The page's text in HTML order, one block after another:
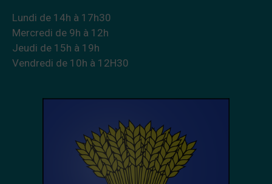
Lundi de 14h à 17h30
Mercredi de 9h à 12h
Jeudi de 15h à 19h
Vendredi de 10h à 12H30